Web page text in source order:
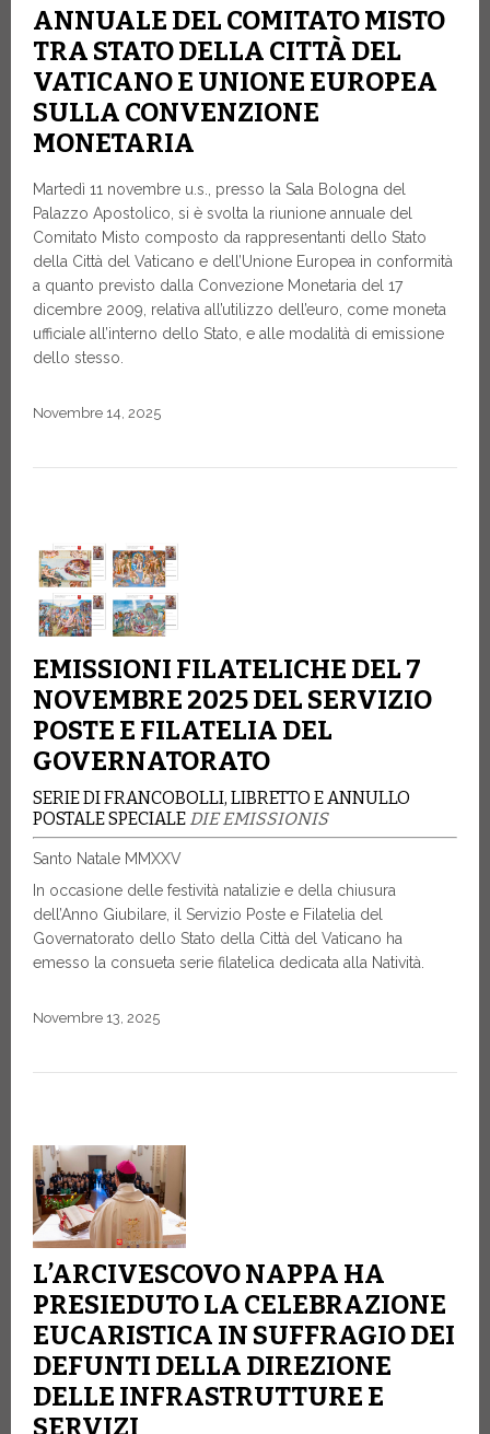
ANNUALE DEL COMITATO MISTO
TRA STATO DELLA CITTÀ DEL
VATICANO E UNIONE EUROPEA
SULLA CONVENZIONE
MONETARIA
Martedì 11 novembre u.s., presso la Sala Bologna del
Palazzo Apostolico, si è svolta la riunione annuale del
Comitato Misto composto da rappresentanti dello Stato
della Città del Vaticano e dell’Unione Europea in conformità
a quanto previsto dalla Convezione Monetaria del 17
dicembre 2009, relativa all’utilizzo dell’euro, come moneta
ufficiale all’interno dello Stato, e alle modalità di emissione
dello stesso.
Novembre 14, 2025
EMISSIONI FILATELICHE DEL 7
NOVEMBRE 2025 DEL SERVIZIO
POSTE E FILATELIA DEL
GOVERNATORATO
SERIE DI FRANCOBOLLI, LIBRETTO E ANNULLO
POSTALE SPECIALE DIE EMISSIONIS
Santo Natale MMXXV
In occasione delle festività natalizie e della chiusura
dell’Anno Giubilare, il Servizio Poste e Filatelia del
Governatorato dello Stato della Città del Vaticano ha
emesso la consueta serie filatelica dedicata alla Natività.
Novembre 13, 2025
L’ARCIVESCOVO NAPPA HA
PRESIEDUTO LA CELEBRAZIONE
EUCARISTICA IN SUFFRAGIO DEI
DEFUNTI DELLA DIREZIONE
DELLE INFRASTRUTTURE E
SERVIZI